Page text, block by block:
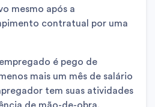
mesmo após a
contratual por uma
é pego de
mais um mês de salário
tem suas atividades